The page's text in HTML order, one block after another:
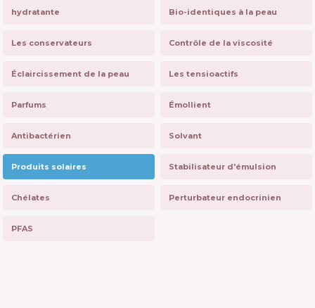
hydratante Bio-identiques à la peau
Les conservateurs Contrôle de la viscosité
Éclaircissement de la peau Les tensioactifs
Parfums Émollient
Antibactérien Solvant
Produits solaires Stabilisateur d'émulsion
Chélates Perturbateur endocrinien
PFAS